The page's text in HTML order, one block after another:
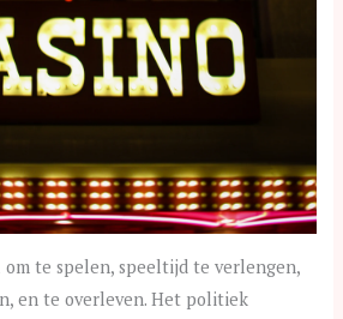
om te spelen, speeltijd te verlengen,
en te overleven. Het politiek